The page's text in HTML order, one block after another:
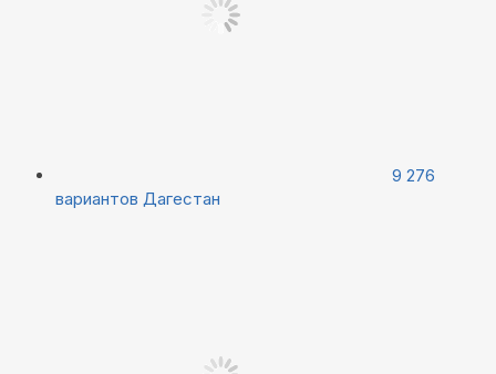
9 276
вариантов Дагестан